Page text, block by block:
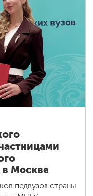
в Москве
педвузов страны